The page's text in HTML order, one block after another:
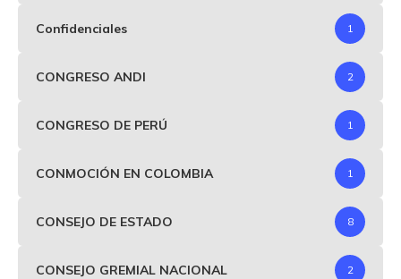
Confidenciales 1
CONGRESO ANDI 2
CONGRESO DE PERÚ 1
CONMOCIÓN EN COLOMBIA 1
CONSEJO DE ESTADO 8
CONSEJO GREMIAL NACIONAL 2